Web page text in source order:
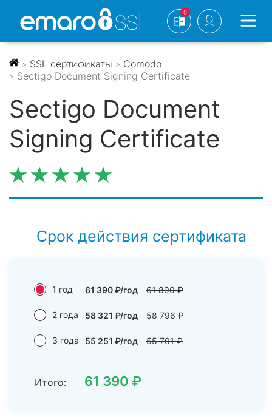
0
> SSL сертификаты > Comodo
> Sectigo Document Signing Certificate
Sectigo Document
Signing Certificate
Срок действия сертификата
1 год 61 390 ₽/год 61 890 ₽
2 года 58 321 ₽/год 58 796 ₽
3 года 55 251 ₽/год 55 701 ₽
Итого: 61 390 ₽